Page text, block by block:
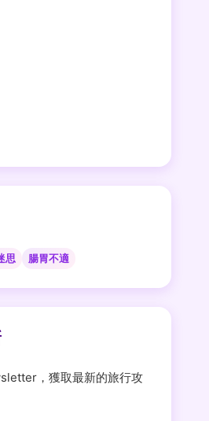
思 腸胃不適
，獲取最新的旅行攻